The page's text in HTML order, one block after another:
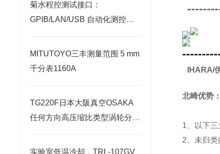
菊水程控测试接口：
GPIB/LAN/USB 自动化测控集
MITUTOYO三丰测量范围 5 mm
千分表1160A
TG220F日本大阪真空OSAKA
任何方向高压缩比类型涡轮分子
实验室低温冷却，TRL-107GV
IHARA/
北崎优势
1、以下
2、未归